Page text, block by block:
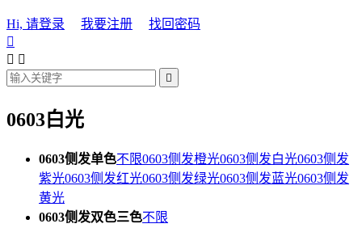
Hi, 请登录 我要注册
找回密码

 

0603白光
0603侧发单色不限0603侧发橙光0603侧发白光0603侧发
紫光0603侧发红光0603侧发绿光0603侧发蓝光0603侧发
黄光
0603侧发双色三色不限